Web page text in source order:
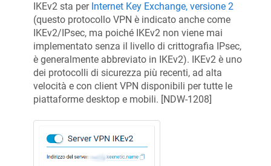
IKEv2 sta per Internet Key Exchange, versione 2
(questo protocollo VPN è indicato anche come
IKEv2/IPsec, ma poiché IKEv2 non viene mai
implementato senza il livello di crittografia IPsec,
è generalmente abbreviato in IKEv2). IKEv2 è uno
dei protocolli di sicurezza più recenti, ad alta
velocità e con client VPN disponibili per tutte le
piattaforme desktop e mobili. [NDW-1208]